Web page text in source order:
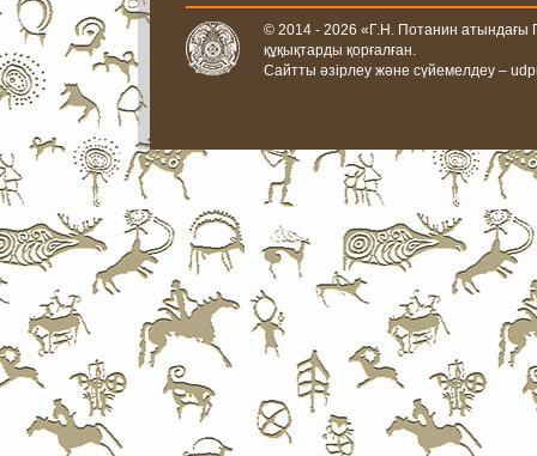
© 2014 - 2026 «Г.Н. Потанин атындағы
құқықтарды қорғалған.
Сайтты әзірлеу және сүйемелдеу –